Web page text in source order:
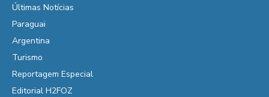
Últimas Notícias
Paraguai
Argentina
Turismo
Reportagem Especial
Editorial H2FOZ